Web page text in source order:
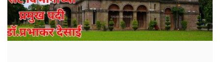
संशोधन /लेख
शहर